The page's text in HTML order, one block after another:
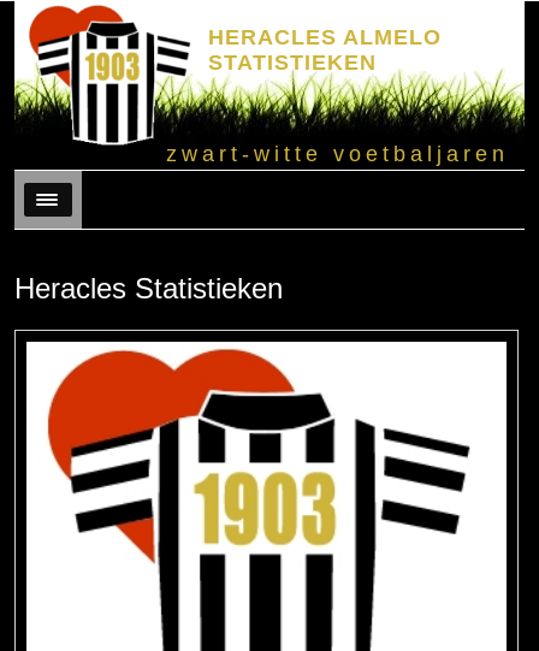
HERACLES ALMELO
STATISTIEKEN
zwart-witte voetbaljaren
Menu
Heracles Statistieken